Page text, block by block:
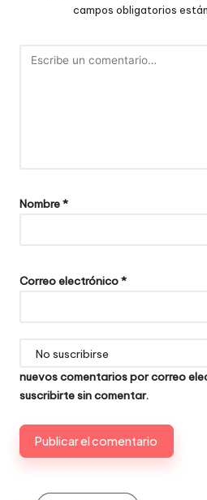
campos obligatorios
Nombre*
Correo electrónico*
nuevos comentarios por correo
suscribirtesin comentar.